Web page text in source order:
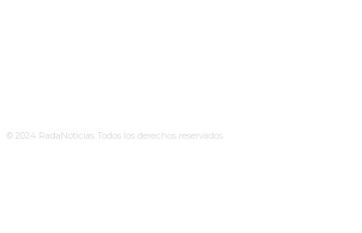
© 2024 RadaNoticias Todos los derechos reservados